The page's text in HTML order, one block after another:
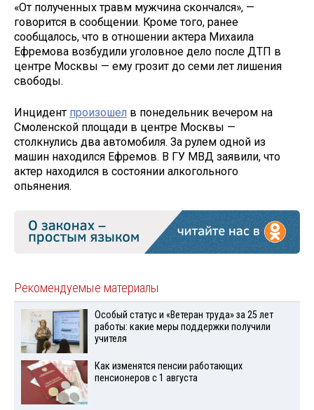
«От полученных травм мужчина скончался», —
говорится в сообщении. Кроме того, ранее
сообщалось, что в отношении актера Михаила
Ефремова возбудили уголовное дело после ДТП в
центре Москвы — ему грозит до семи лет лишения
свободы.
Инцидент произошел в понедельник вечером на
Смоленской площади в центре Москвы —
столкнулись два автомобиля. За рулем одной из
машин находился Ефремов. В ГУ МВД заявили, что
актер находился в состоянии алкогольного
опьянения.
Рекомендуемые материалы
Особый статус и «Ветеран труда» за 25 лет
работы: какие меры поддержки получили
учителя
Как изменятся пенсии работающих
пенсионеров с 1 августа